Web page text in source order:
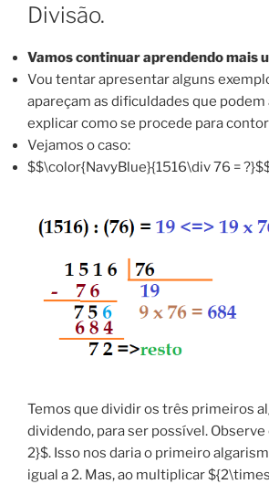
Divisão.
Vamos continuar aprendendo mais
Vou tentar apresentar alguns
apareçam as dificuldades que podem
explicar como se procede para
Vejamos o caso:
$$\color{NavyBlue}{1516\div 76 =
Temos que dividir os três primeiros
dividendo, para ser possível. Observe
2}$. Isso nos daria o primeiro
igual a 2. Mas, ao multiplicar